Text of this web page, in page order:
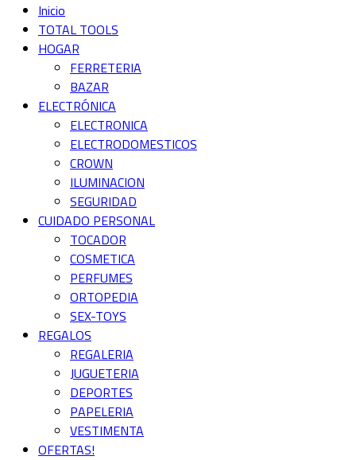
Inicio
TOTAL TOOLS
HOGAR
FERRETERIA
BAZAR
ELECTRÓNICA
ELECTRONICA
ELECTRODOMESTICOS
CROWN
ILUMINACION
SEGURIDAD
CUIDADO PERSONAL
TOCADOR
COSMETICA
PERFUMES
ORTOPEDIA
SEX-TOYS
REGALOS
REGALERIA
JUGUETERIA
DEPORTES
PAPELERIA
VESTIMENTA
OFERTAS!